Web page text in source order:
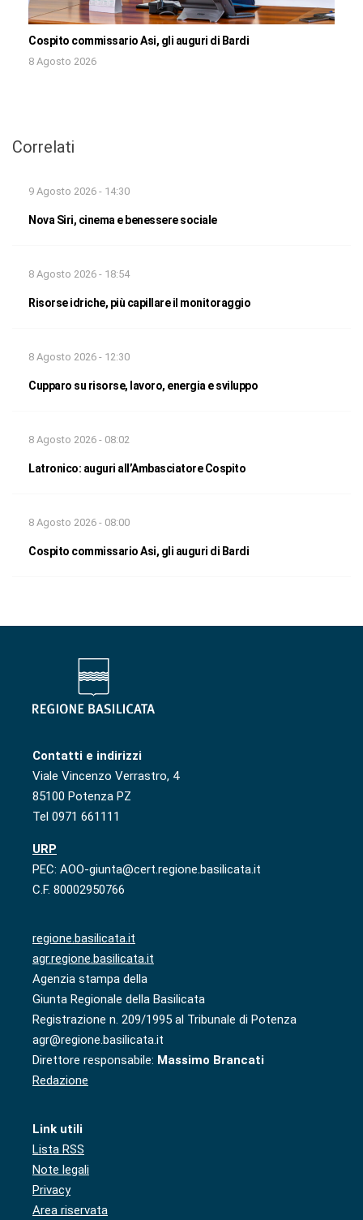
Cospito commissario Asi, gli auguri di Bardi
8 Agosto 2026
Correlati
9 Agosto 2026 - 14:30
Nova Siri, cinema e benessere sociale
8 Agosto 2026 - 18:54
Risorse idriche, più capillare il monitoraggio
8 Agosto 2026 - 12:30
Cupparo su risorse, lavoro, energia e sviluppo
8 Agosto 2026 - 08:02
Latronico: auguri all’Ambasciatore Cospito
8 Agosto 2026 - 08:00
Cospito commissario Asi, gli auguri di Bardi
Contatti e indirizzi
Viale Vincenzo Verrastro, 4
85100 Potenza PZ
Tel 0971 661111
URP
PEC: AOO-giunta@cert.regione.basilicata.it
C.F. 80002950766
regione.basilicata.it
agr.regione.basilicata.it
Agenzia stampa della
Giunta Regionale della Basilicata
Registrazione n. 209/1995 al Tribunale di Potenza
agr@regione.basilicata.it
Direttore responsabile: Massimo Brancati
Redazione
Link utili
Lista RSS
Note legali
Privacy
Area riservata